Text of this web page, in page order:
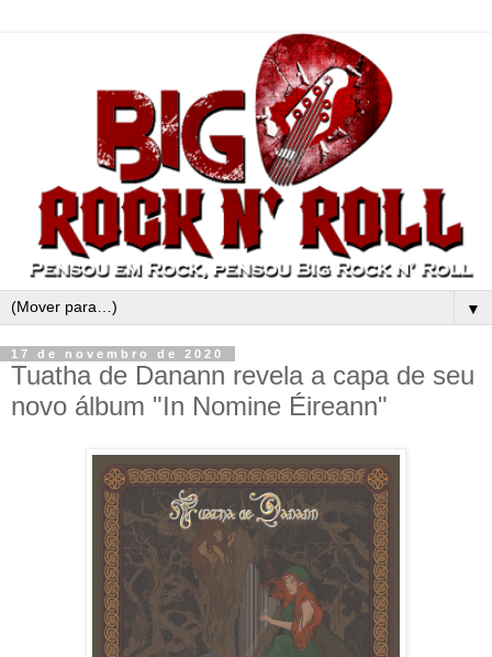
▼
17 de novembro de 2020
Tuatha de Danann revela a capa de seu
novo álbum "In Nomine Éireann"